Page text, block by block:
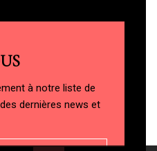
à notre liste de
dernières news et